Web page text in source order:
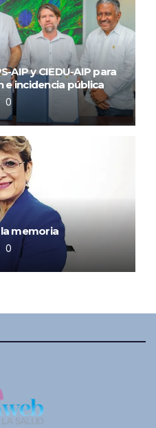
AIP y CIEDU-AIP para
incidencia pública
0
memoria
0